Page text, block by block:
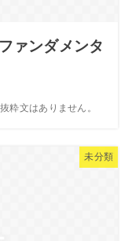
ァンダメンタ
粋文はありません。
未分類